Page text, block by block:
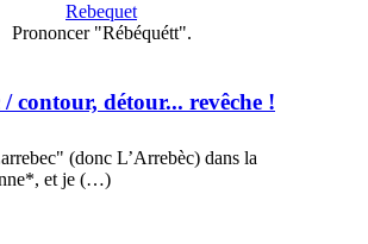
Rebequet
Prononcer "Rébéquétt".
/ contour, détour... revêche !
(donc L’Arrebèc) dans la
et je (…)